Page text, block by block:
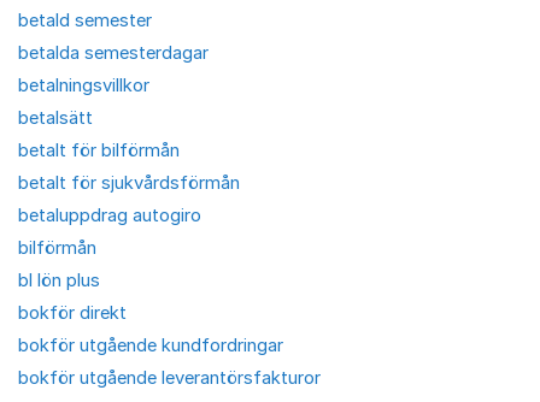
betald semester
betalda semesterdagar
betalningsvillkor
betalsätt
betalt för bilförmån
betalt för sjukvårdsförmån
betaluppdrag autogiro
bilförmån
bl lön plus
bokför direkt
bokför utgående kundfordringar
bokför utgående leverantörsfakturor